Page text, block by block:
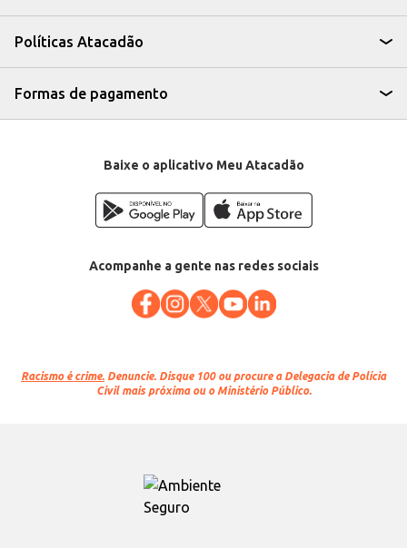
Políticas Atacadão
Formas de pagamento
Baixe o aplicativo Meu Atacadão
Acompanhe a gente nas redes sociais
Racismo é crime. Denuncie. Disque 100 ou procure a Delegacia de Polícia
Civil mais próxima ou o Ministério Público.